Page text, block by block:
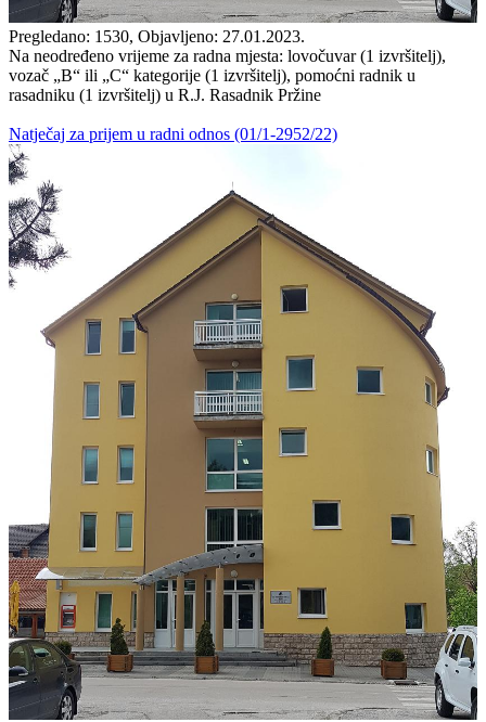
Pregledano: 1530, Objavljeno: 27.01.2023.
Na neodređeno vrijeme za radna mjesta: lovočuvar (1 izvršitelj),
vozač „B“ ili „C“ kategorije (1 izvršitelj), pomoćni radnik u
rasadniku (1 izvršitelj) u R.J. Rasadnik Pržine
Natječaj za prijem u radni odnos (01/1-2952/22)